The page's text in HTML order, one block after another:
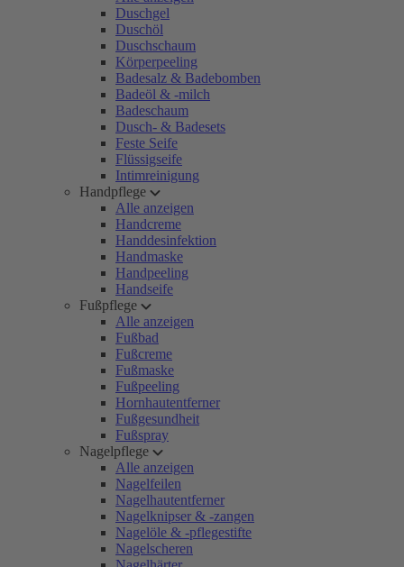
Duschgel
Duschöl
Duschschaum
Körperpeeling
Badesalz & Badebomben
Badeöl & -milch
Badeschaum
Dusch- & Badesets
Feste Seife
Flüssigseife
Intimreinigung
Handpflege
Alle anzeigen
Handcreme
Handdesinfektion
Handmaske
Handpeeling
Handseife
Fußpflege
Alle anzeigen
Fußbad
Fußcreme
Fußmaske
Fußpeeling
Hornhautentferner
Fußgesundheit
Fußspray
Nagelpflege
Alle anzeigen
Nagelfeilen
Nagelhautentferner
Nagelknipser & -zangen
Nagelöle & -pflegestifte
Nagelscheren